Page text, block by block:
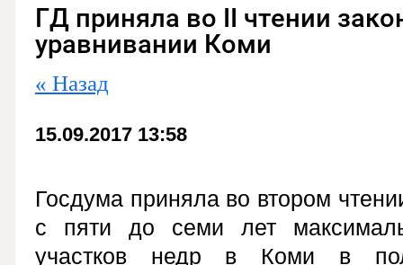
ГД приняла во II чтении
уравнивании Коми
« Назад
15.09.2017 13:58
Госдума приняла во втором
с пяти до семи лет
участков недр в Коми в